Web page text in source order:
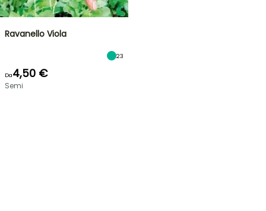
Ravanello Viola
23
Da4,50 €
Semi